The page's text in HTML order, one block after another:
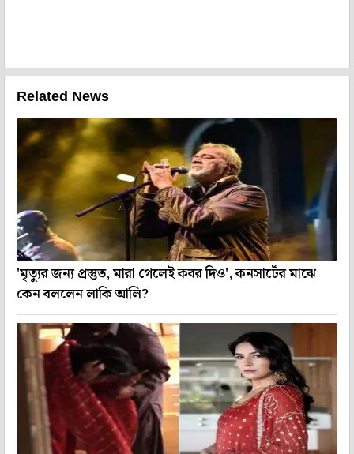
Related News
'মৃত্যুর জন্য প্রস্তুত, মারা গেলেই কবর দিও', কনসার্টের মাঝে
কেন বললেন লাকি আলি?